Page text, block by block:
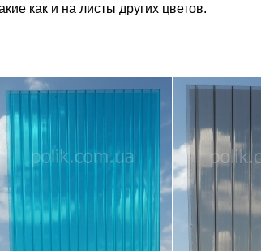
как и на листы других цветов.